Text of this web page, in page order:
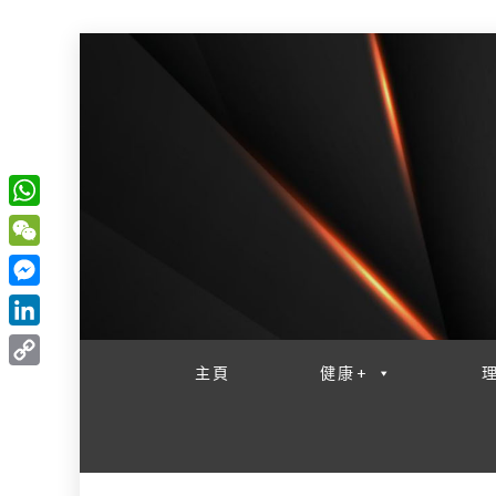
主頁 健康+
W
h
a
t
s
W
e
C
h
M
e
s
L
i